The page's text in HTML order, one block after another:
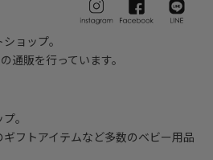
ョップ。
通販を行っています。
。
フトアイテムなど多数のベビー用品